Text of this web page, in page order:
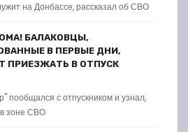
на Донбассе, рассказал об СВО
БАЛАКОВЦЫ,
В ПЕРВЫЕ ДНИ,
ПРИЕЗЖАТЬ В ОТПУСК
пообщался с отпускником и узнал,
в зоне СВО